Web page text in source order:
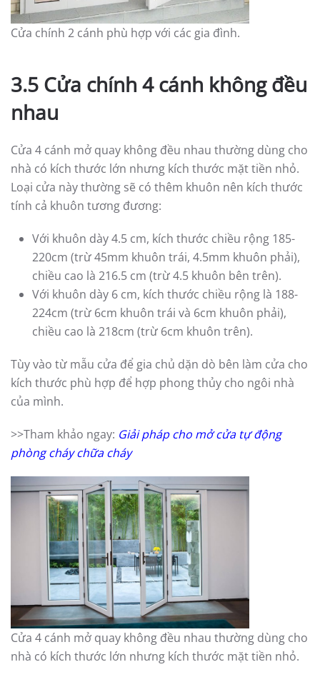
Cửa chính 2 cánh phù hợp với các gia đình.
3.5 Cửa chính 4 cánh không đều
nhau
Cửa 4 cánh mở quay không đều nhau thường dùng cho
nhà có kích thước lớn nhưng kích thước mặt tiền nhỏ.
Loại cửa này thường sẽ có thêm khuôn nên kích thước
tính cả khuôn tương đương:
Với khuôn dày 4.5 cm, kích thước chiều rộng 185-
220cm (trừ 45mm khuôn trái, 4.5mm khuôn phải),
chiều cao là 216.5 cm (trừ 4.5 khuôn bên trên).
Với khuôn dày 6 cm, kích thước chiều rộng là 188-
224cm (trừ 6cm khuôn trái và 6cm khuôn phải),
chiều cao là 218cm (trừ 6cm khuôn trên).
Tùy vào từ mẫu cửa để gia chủ dặn dò bên làm cửa cho
kích thước phù hợp để hợp phong thủy cho ngôi nhà
của mình.
>>Tham khảo ngay: Giải pháp cho mở cửa tự động
phòng cháy chữa cháy
Cửa 4 cánh mở quay không đều nhau thường dùng cho
nhà có kích thước lớn nhưng kích thước mặt tiền nhỏ.